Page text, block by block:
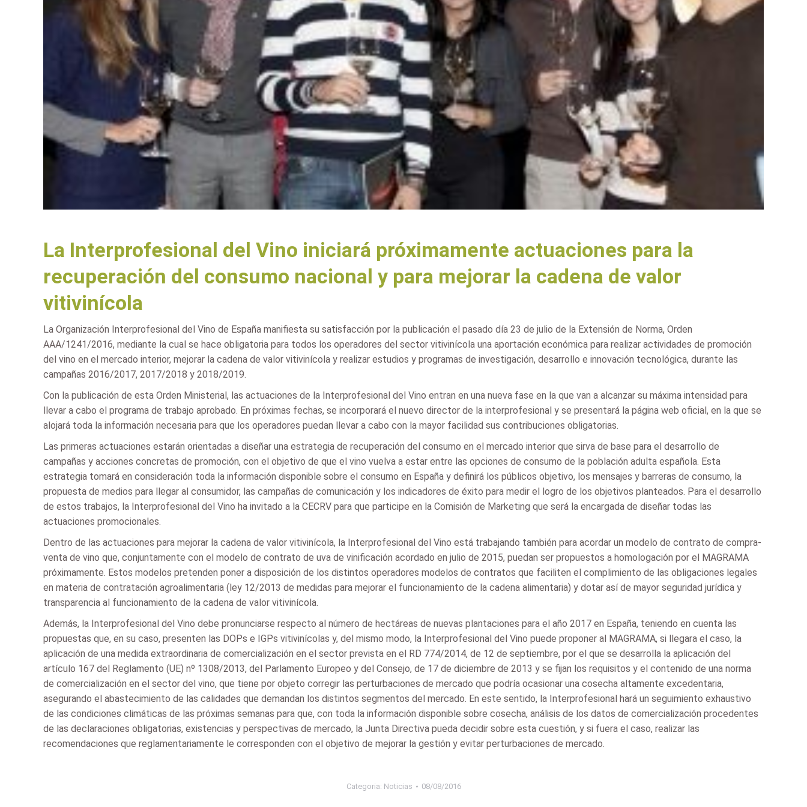
La Interprofesional del Vino iniciará próximamente actuaciones para la
recuperación del consumo nacional y para mejorar la cadena de valor
vitivinícola
La Organización Interprofesional del Vino de España manifiesta su satisfacción por la publicación el pasado día 23 de julio de la Extensión de Norma, Orden
AAA/1241/2016, mediante la cual se hace obligatoria para todos los operadores del sector vitivinícola una aportación económica para realizar actividades de promoción
del vino en el mercado interior, mejorar la cadena de valor vitivinícola y realizar estudios y programas de investigación, desarrollo e innovación tecnológica, durante las
campañas 2016/2017, 2017/2018 y 2018/2019.
Con la publicación de esta Orden Ministerial, las actuaciones de la Interprofesional del Vino entran en una nueva fase en la que van a alcanzar su máxima intensidad para
llevar a cabo el programa de trabajo aprobado. En próximas fechas, se incorporará el nuevo director de la interprofesional y se presentará la página web oficial, en la que se
alojará toda la información necesaria para que los operadores puedan llevar a cabo con la mayor facilidad sus contribuciones obligatorias.
Las primeras actuaciones estarán orientadas a diseñar una estrategia de recuperación del consumo en el mercado interior que sirva de base para el desarrollo de
campañas y acciones concretas de promoción, con el objetivo de que el vino vuelva a estar entre las opciones de consumo de la población adulta española. Esta
estrategia tomará en consideración toda la información disponible sobre el consumo en España y definirá los públicos objetivo, los mensajes y barreras de consumo, la
propuesta de medios para llegar al consumidor, las campañas de comunicación y los indicadores de éxito para medir el logro de los objetivos planteados. Para el desarrollo
de estos trabajos, la Interprofesional del Vino ha invitado a la CECRV para que participe en la Comisión de Marketing que será la encargada de diseñar todas las
actuaciones promocionales.
Dentro de las actuaciones para mejorar la cadena de valor vitivinícola, la Interprofesional del Vino está trabajando también para acordar un modelo de contrato de compra-
venta de vino que, conjuntamente con el modelo de contrato de uva de vinificación acordado en julio de 2015, puedan ser propuestos a homologación por el MAGRAMA
próximamente. Estos modelos pretenden poner a disposición de los distintos operadores modelos de contratos que faciliten el complimiento de las obligaciones legales
en materia de contratación agroalimentaria (ley 12/2013 de medidas para mejorar el funcionamiento de la cadena alimentaria) y dotar así de mayor seguridad jurídica y
transparencia al funcionamiento de la cadena de valor vitivinícola.
Además, la Interprofesional del Vino debe pronunciarse respecto al número de hectáreas de nuevas plantaciones para el año 2017 en España, teniendo en cuenta las
propuestas que, en su caso, presenten las DOPs e IGPs vitivinícolas y, del mismo modo, la Interprofesional del Vino puede proponer al MAGRAMA, si llegara el caso, la
aplicación de una medida extraordinaria de comercialización en el sector prevista en el RD 774/2014, de 12 de septiembre, por el que se desarrolla la aplicación del
artículo 167 del Reglamento (UE) nº 1308/2013, del Parlamento Europeo y del Consejo, de 17 de diciembre de 2013 y se fijan los requisitos y el contenido de una norma
de comercialización en el sector del vino, que tiene por objeto corregir las perturbaciones de mercado que podría ocasionar una cosecha altamente excedentaria,
asegurando el abastecimiento de las calidades que demandan los distintos segmentos del mercado. En este sentido, la Interprofesional hará un seguimiento exhaustivo
de las condiciones climáticas de las próximas semanas para que, con toda la información disponible sobre cosecha, análisis de los datos de comercialización procedentes
de las declaraciones obligatorias, existencias y perspectivas de mercado, la Junta Directiva pueda decidir sobre esta cuestión, y si fuera el caso, realizar las
recomendaciones que reglamentariamente le corresponden con el objetivo de mejorar la gestión y evitar perturbaciones de mercado.
Categoria: Noticias 08/08/2016